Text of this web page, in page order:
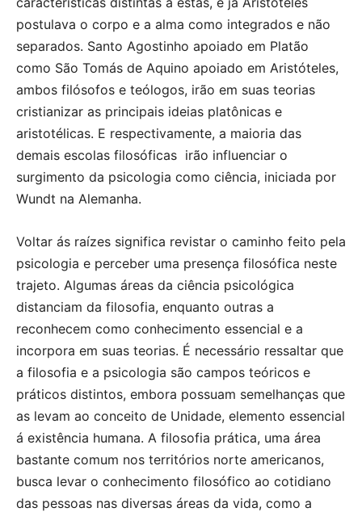
postulava o corpo e a alma como integrados e não
separados. Santo Agostinho apoiado em Platão
como São Tomás de Aquino apoiado em Aristóteles,
ambos filósofos e teólogos, irão em suas teorias
cristianizar as principais ideias platônicas e
aristotélicas. E respectivamente, a maioria das
demais escolas filosóficas irão influenciar o
surgimento da psicologia como ciência, iniciada por
Wundt na Alemanha.
Voltar ás raízes significa revistar o caminho feito pela
psicologia e perceber uma presença filosófica neste
trajeto. Algumas áreas da ciência psicológica
distanciam da filosofia, enquanto outras a
reconhecem como conhecimento essencial e a
incorpora em suas teorias. É necessário ressaltar que
a filosofia e a psicologia são campos teóricos e
práticos distintos, embora possuam semelhanças que
as levam ao conceito de Unidade, elemento essencial
á existência humana. A filosofia prática, uma área
bastante comum nos territórios norte americanos,
busca levar o conhecimento filosófico ao cotidiano
das pessoas nas diversas áreas da vida, como a